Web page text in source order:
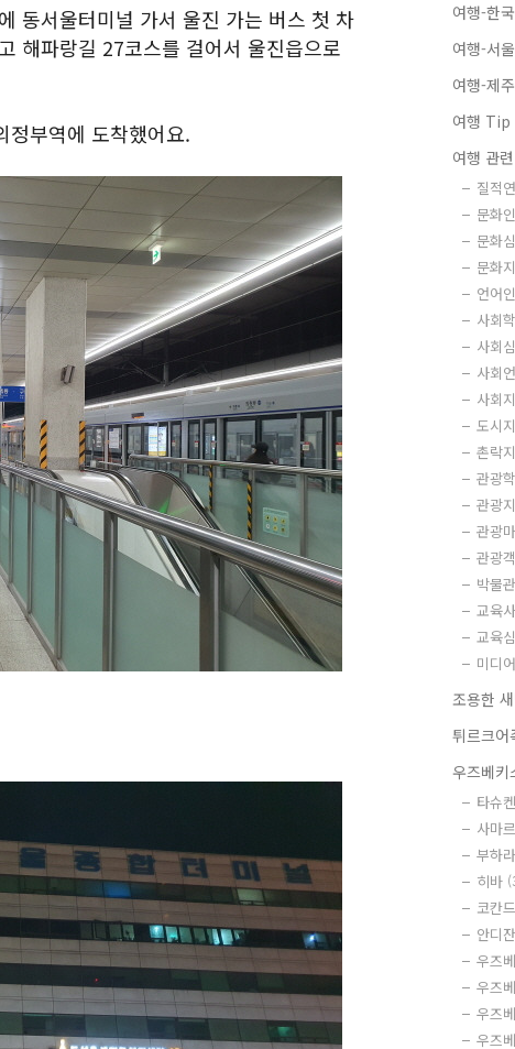
동서울터미널 가서 울진 가는 버스 첫 차
해파랑길 27코스를 걸어서 울진읍으로
부역에 도착했어요.
여행-한국
여행-서울
여행-제
여행 Tip
여행 관
질적
문화
문화
문화
언어
사회학
사회
사회
사회
도시
촌락
관광학
관광
관광
관광
박물
교육
교육
미디
조용한
튀르크어
우즈베키
타슈
사마
부하라
히바
코칸드
안디잔
우즈
우즈
우즈
우즈